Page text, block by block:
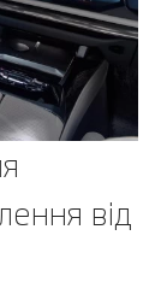
від